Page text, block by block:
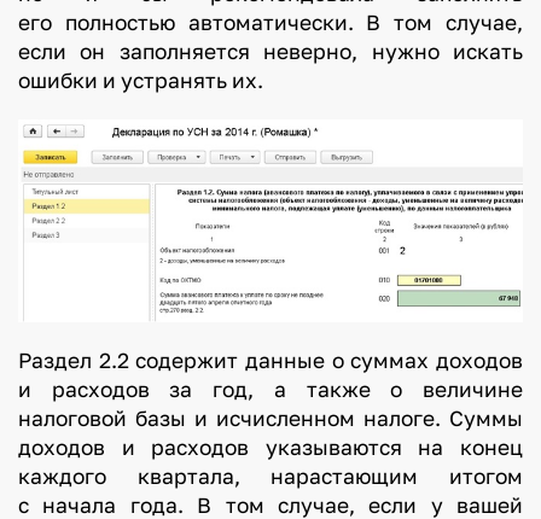
его полностью автоматически. В том случае,
если он заполняется неверно, нужно искать
ошибки и устранять их.
Раздел 2.2 содержит данные о суммах доходов
и расходов за год, а также о величине
налоговой базы и исчисленном налоге. Суммы
доходов и расходов указываются на конец
каждого квартала, нарастающим итогом
с начала года. В том случае, если у вашей